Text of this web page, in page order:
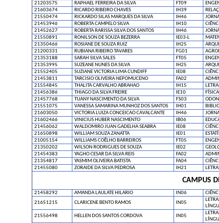
21203575
RAPHAEL FERREIRA DA SILVA FT09
21603674
RICARDO RIBEIRO CHAVES IH39
21550474
RICKARDO SILAS MARQUES DA SILVA IH46
21453946
ROBERTA CAMPELO SILVA IH10
21452627
ROBERTA RARISSA SILVA DOS SANTOS IH46
21550891
RONILSON DE SOUZA BEZERRA IE03-L
21350466
ROSIANE DE SOUZA RUIZ IH25
21200331
RUBIANA RIBEIRO TAVARES FG01
21353188
SARAH SILVA SALES FT05
21353995
SUZEANE NUNES DA SILVA IH25
21552405
SUZIANE VICTORIA LIMA CUNDIFF IE08
21453811
TARCISIO OLIVEIRA NEPOMUCENO FA02
21554845
THALITA CARVALHO ABRAHAO IH15
21456386
THIAGO DA SILVA FREIRE IE10
FÍSICA
21457768
TUANY NASCIMENTO DA SILVA FS03
21551075
VANESSA SAMARINA MUNHOZ DOS SANTOS IH01
21603050
VICTORIA LUIZA CONCEICAO CAVALCANTE IH46
21602466
VINICIUS HUBER NASCIMENTO IB06
21456062
WALDOMIRO JUAN GADELHA SEABRA IE08
21650898
WILLIAM SOUZA ZANATTA IE01
21005154
WILLIAMS COÊLHO BARREIROS FT05
21350202
WILSON RODRIGUES DE SOUZA IE02
21454383
YAGHO CESAR DA SILVA REIS FA02
21354817
YASMIM OLIVEIRA BATISTA FA04
21455080
ZORAIDE DA SILVA PEDROSA IH21
CAMPUS
21458292 AMANDA LAULATE HILARIO IN06
21651215
CLARICENE BENTO RAMOS IN05
21556498
HELLEN DOS SANTOS CORDOVA IN05